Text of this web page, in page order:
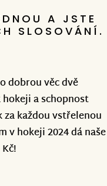
všichni
A JSTE
SLOSOVÁNÍ.
dobrou věc dvě
a schopnost
za každou vstřelenou
v hokeji 2024 dá naše